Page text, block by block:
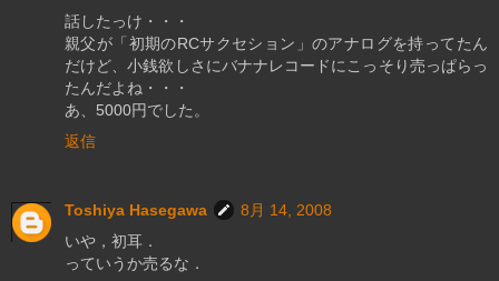
話したっけ・・・
親父が「初期のRCサクセション」のアナログを持ってたん
だけど、小銭欲しさにバナナレコードにこっそり売っぱらっ
たんだよね・・・
あ、5000円でした。
返信
Toshiya Hasegawa
8月 14, 2008
いや，初耳．
っていうか売るな．